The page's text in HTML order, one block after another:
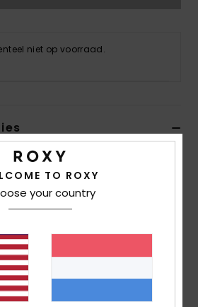
Snow
niet op voorraad.
Denim Broek
80% katoen, 20% gerecycled
hoogte taille
TO ROXY
your country